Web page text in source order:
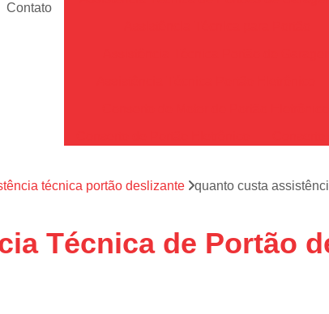
Contato
Conserto de Portões de Madeira
Empresa de Conserto de
técnica portão deslizante quanto custa
Técnica de Portão